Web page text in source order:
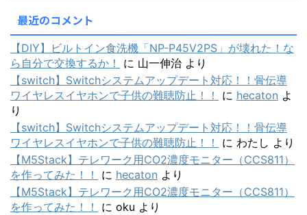
最近のコメント
【DIY】ビルトイン食洗機「NP-P45V2PS」が壊れた！な
ら自分で交換するか！
に 山一伸治 より
【switch】Switchシステムアップデート対応！！骨伝導
ワイヤレスイヤホンで子供の難聴防止！！
に hecaton よ
り
【switch】Switchシステムアップデート対応！！骨伝導
ワイヤレスイヤホンで子供の難聴防止！！
に わたし より
【M5Stack】テレワーク用CO2濃度モニター（CCS811）
を作ってみた！！
に hecaton より
【M5Stack】テレワーク用CO2濃度モニター（CCS811）
を作ってみた！！
に oku より